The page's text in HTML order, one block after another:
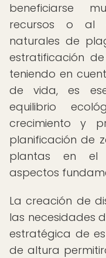
beneficiarse
recursos o al
naturales de
estratificación
teniendo en
de vida, es
equilibrio
crecimiento y
planificación de
plantas en el
aspectos
La creación de
las necesidades
estratégica de
de altura